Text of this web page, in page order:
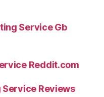
Service Gb
Reddit.com
Reviews